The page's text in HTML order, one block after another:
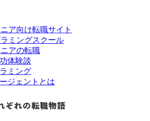
ア向け転職サイト
ミングスクール
アの転職
体験談
ミング
ジェントとは